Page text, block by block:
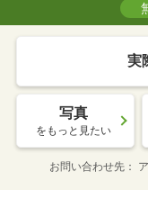
実
写真
をもっと見たい
お問い合わせ先